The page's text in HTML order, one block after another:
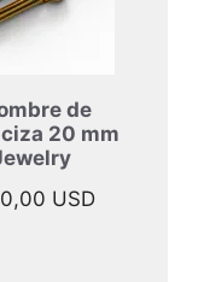
de
20 mm
USDRango